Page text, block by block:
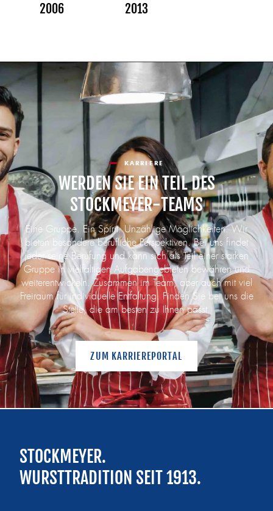
2006 2013
KARRIERE
WERDEN SIE EIN TEIL DES
STOCKMEYER-TEAMS
Eine Gruppe. Ein Spirit. Unzählige Möglichkeiten. Wir
bieten besondere berufliche Perspektiven. Bei uns findet
jeder seine Berufung und kann sich als Teil einer starken
Gruppe in vielfältigen Aufgabengebieten bewähren und
weiterentwickeln. Zusammen im Team, aber auch mit viel
Freiraum für individuelle Entfaltung. Finden Sie bei uns die
Stelle, die am besten zu Ihnen passt.
ZUM KARRIEREPORTAL
STOCKMEYER.
WURSTTRADITION SEIT 1913.